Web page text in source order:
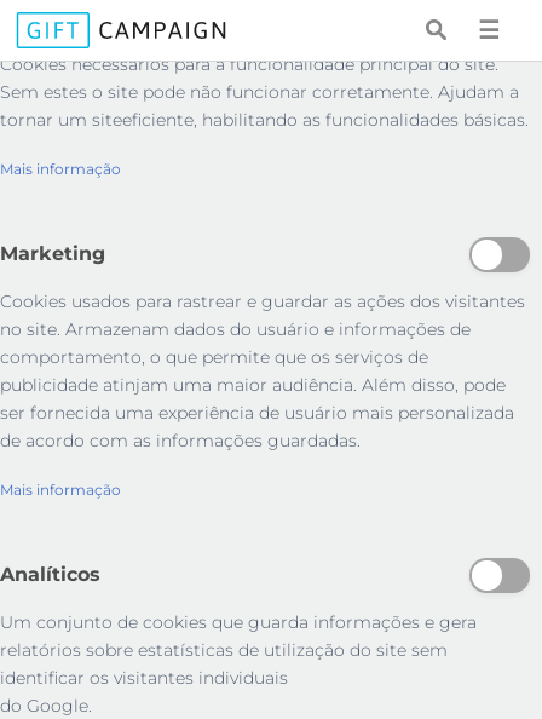
Essenciais
Cookies necessários para a funcionalidade principal do site.
Sem estes o site pode não funcionar corretamente. Ajudam a
tornar um siteeficiente, habilitando as funcionalidades básicas.
Mais informação
Marketing
Cookies usados ​​para rastrear e guardar as ações dos visitantes
no site. Armazenam dados do usuário e informações de
comportamento, o que permite que os serviços de
publicidade atinjam uma maior audiência. Além disso, pode
ser fornecida uma experiência de usuário mais personalizada
de acordo com as informações guardadas.
Mais informação
Analíticos
Um conjunto de cookies que guarda informações e gera
relatórios sobre estatísticas de utilização do site sem
identificar os visitantes individuais
do Google.
☰